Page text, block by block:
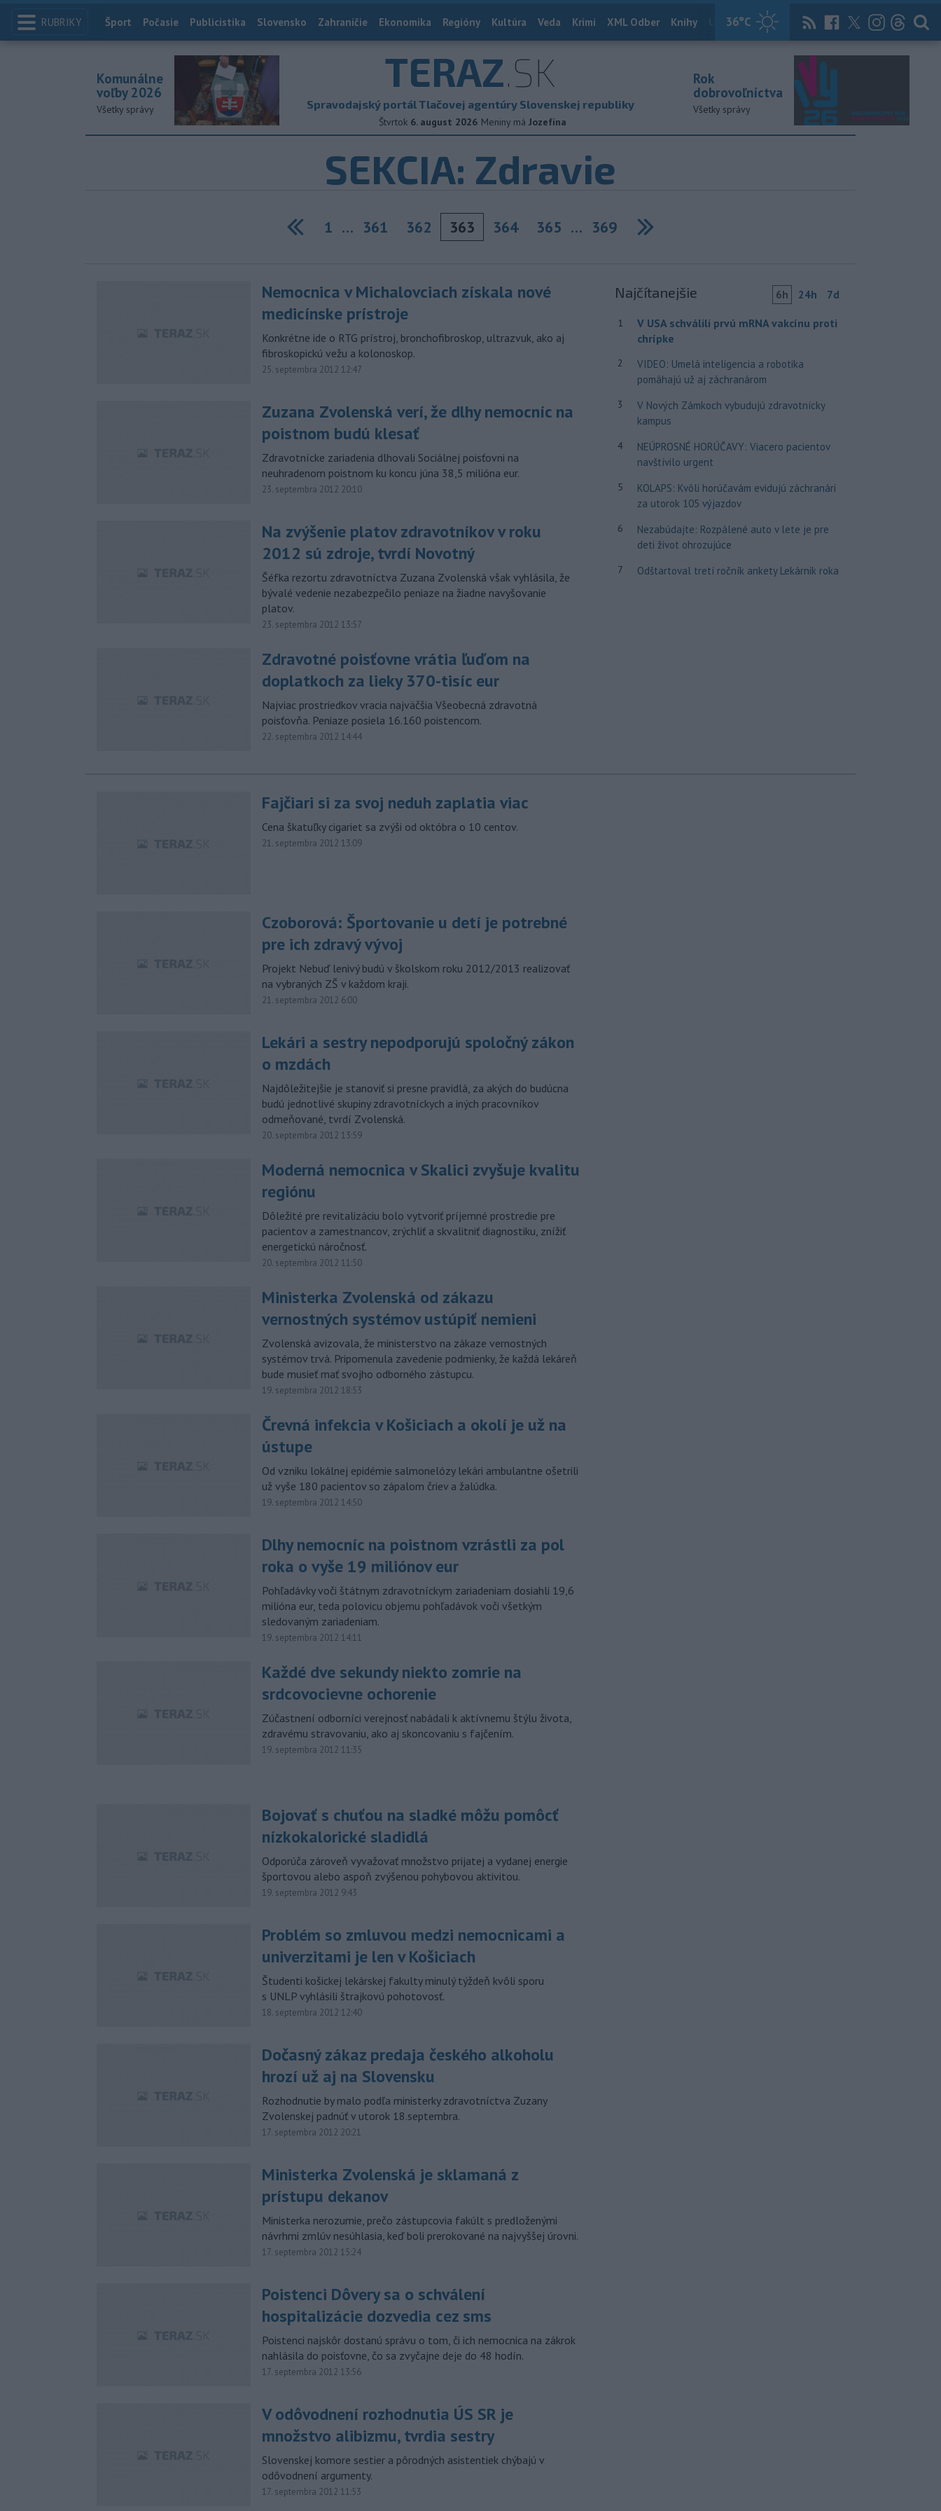
RUBRIKY 36°C
Index
Šport Počasie Publicistika Slovensko Zahraničie Ekonomika Regióny Kultúra Veda Krimi XML Odber Knihy Útulkovo Magazín News Now Archív
TERAZ.SK
Spravodajský portál Tlačovej agentúry Slovenskej republiky
Štvrtok 6. august 2026 Meniny má Jozefína
Komunálne
voľby 2026
Všetky správy
Rok
dobrovoľníctva
Všetky správy
SEKCIA: Zdravie
1 … 361 362 363 364 365 … 369
Nemocnica v Michalovciach získala nové
medicínske prístroje
Konkrétne ide o RTG prístroj, bronchofibroskop, ultrazvuk, ako aj
fibroskopickú vežu a kolonoskop.
25. septembra 2012 12:47
Zuzana Zvolenská verí, že dlhy nemocníc na
poistnom budú klesať
Zdravotnícke zariadenia dlhovali Sociálnej poisťovni na
neuhradenom poistnom ku koncu júna 38,5 milióna eur.
23. septembra 2012 20:10
Na zvýšenie platov zdravotníkov v roku
2012 sú zdroje, tvrdí Novotný
Šéfka rezortu zdravotníctva Zuzana Zvolenská však vyhlásila, že
bývalé vedenie nezabezpečilo peniaze na žiadne navyšovanie
platov.
23. septembra 2012 13:57
Zdravotné poisťovne vrátia ľuďom na
doplatkoch za lieky 370-tisíc eur
Najviac prostriedkov vracia najväčšia Všeobecná zdravotná
poisťovňa. Peniaze posiela 16.160 poistencom.
22. septembra 2012 14:44
Najčítanejšie 6h 24h 7d
1
V USA schválili prvú mRNA vakcínu proti
chrípke
2
VIDEO: Umelá inteligencia a robotika
pomáhajú už aj záchranárom
3
V Nových Zámkoch vybudujú zdravotnícky
kampus
4
NEÚPROSNÉ HORÚČAVY: Viacero pacientov
navštívilo urgent
5
KOLAPS: Kvôli horúčavám evidujú záchranári
za utorok 105 výjazdov
6
Nezabúdajte: Rozpálené auto v lete je pre
deti život ohrozujúce
7 Odštartoval tretí ročník ankety Lekárnik roka
Fajčiari si za svoj neduh zaplatia viac
Cena škatuľky cigariet sa zvýši od októbra o 10 centov.
21. septembra 2012 13:09
Czoborová: Športovanie u detí je potrebné
pre ich zdravý vývoj
Projekt Nebuď lenivý budú v školskom roku 2012/2013 realizovať
na vybraných ZŠ v každom kraji.
21. septembra 2012 6:00
Lekári a sestry nepodporujú spoločný zákon
o mzdách
Najdôležitejšie je stanoviť si presne pravidlá, za akých do budúcna
budú jednotlivé skupiny zdravotníckych a iných pracovníkov
odmeňované, tvrdí Zvolenská.
20. septembra 2012 13:59
Moderná nemocnica v Skalici zvyšuje kvalitu
regiónu
Dôležité pre revitalizáciu bolo vytvoriť príjemné prostredie pre
pacientov a zamestnancov, zrýchliť a skvalitniť diagnostiku, znížiť
energetickú náročnosť.
20. septembra 2012 11:50
Ministerka Zvolenská od zákazu
vernostných systémov ustúpiť nemieni
Zvolenská avizovala, že ministerstvo na zákaze vernostných
systémov trvá. Pripomenula zavedenie podmienky, že každá lekáreň
bude musieť mať svojho odborného zástupcu.
19. septembra 2012 18:53
Črevná infekcia v Košiciach a okolí je už na
ústupe
Od vzniku lokálnej epidémie salmonelózy lekári ambulantne ošetrili
už vyše 180 pacientov so zápalom čriev a žalúdka.
19. septembra 2012 14:50
Dlhy nemocníc na poistnom vzrástli za pol
roka o vyše 19 miliónov eur
Pohľadávky voči štátnym zdravotníckym zariadeniam dosiahli 19,6
milióna eur, teda polovicu objemu pohľadávok voči všetkým
sledovaným zariadeniam.
19. septembra 2012 14:11
Každé dve sekundy niekto zomrie na
srdcovocievne ochorenie
Zúčastnení odborníci verejnosť nabádali k aktívnemu štýlu života,
zdravému stravovaniu, ako aj skoncovaniu s fajčením.
19. septembra 2012 11:35
Bojovať s chuťou na sladké môžu pomôcť
nízkokalorické sladidlá
Odporúča zároveň vyvažovať množstvo prijatej a vydanej energie
športovou alebo aspoň zvýšenou pohybovou aktivitou.
19. septembra 2012 9:43
Problém so zmluvou medzi nemocnicami a
univerzitami je len v Košiciach
Študenti košickej lekárskej fakulty minulý týždeň kvôli sporu
s UNLP vyhlásili štrajkovú pohotovosť.
18. septembra 2012 12:40
Dočasný zákaz predaja českého alkoholu
hrozí už aj na Slovensku
Rozhodnutie by malo podľa ministerky zdravotníctva Zuzany
Zvolenskej padnúť v utorok 18.septembra.
17. septembra 2012 20:21
Ministerka Zvolenská je sklamaná z
prístupu dekanov
Ministerka nerozumie, prečo zástupcovia fakúlt s predloženými
návrhmi zmlúv nesúhlasia, keď boli prerokované na najvyššej úrovni.
17. septembra 2012 15:24
Poistenci Dôvery sa o schválení
hospitalizácie dozvedia cez sms
Poistenci najskôr dostanú správu o tom, či ich nemocnica na zákrok
nahlásila do poisťovne, čo sa zvyčajne deje do 48 hodín.
17. septembra 2012 13:56
V odôvodnení rozhodnutia ÚS SR je
množstvo alibizmu, tvrdia sestry
Slovenskej komore sestier a pôrodných asistentiek chýbajú v
odôvodnení argumenty.
17. septembra 2012 11:53